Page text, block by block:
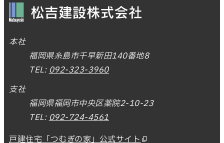
本社
福岡県糸島市千早新田140番地8
TEL:092-323-3960
支社
福岡県福岡市中央区薬院2-10-23
TEL: 092-724-4561
戸建住宅「つむぎの家」公式サイト